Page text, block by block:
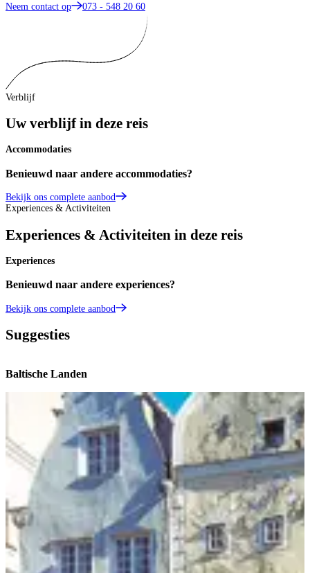
Neem contact op 073 - 548 20 60
Verblijf
Uw verblijf in deze reis
Accommodaties
Benieuwd naar andere accommodaties?
Bekijk ons complete aanbod
Experiences & Activiteiten
Experiences & Activiteiten in deze reis
Experiences
Benieuwd naar andere experiences?
Bekijk ons complete aanbod
Suggesties
Baltische Landen